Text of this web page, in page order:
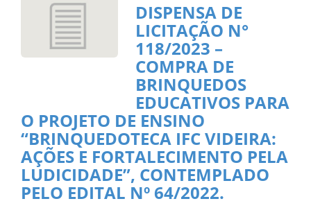
DISPENSA DE
LICITAÇÃO N°
118/2023 –
COMPRA DE
BRINQUEDOS
EDUCATIVOS PARA
O PROJETO DE ENSINO
“BRINQUEDOTECA IFC VIDEIRA:
AÇÕES E FORTALECIMENTO PELA
LUDICIDADE”, CONTEMPLADO
PELO EDITAL Nº 64/2022.